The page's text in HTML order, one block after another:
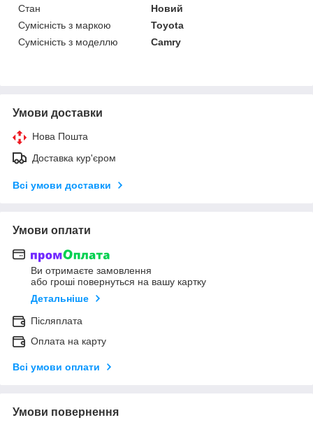
Стан
Новий
Сумісність з маркою
Toyota
Сумісність з моделлю
Camry
Умови доставки
Нова Пошта
Доставка кур'єром
Всі умови доставки
Умови оплати
Ви отримаєте замовлення
або гроші повернуться на вашу картку
Детальніше
Післяплата
Оплата на карту
Всі умови оплати
Умови повернення